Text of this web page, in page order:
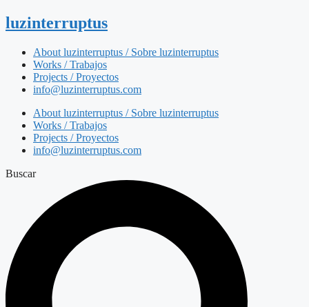
luzinterruptus
About luzinterruptus / Sobre luzinterruptus
Works / Trabajos
Projects / Proyectos
info@luzinterruptus.com
About luzinterruptus / Sobre luzinterruptus
Works / Trabajos
Projects / Proyectos
info@luzinterruptus.com
Buscar